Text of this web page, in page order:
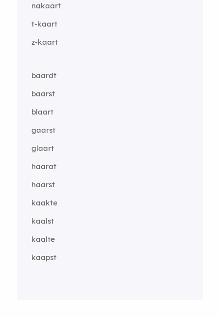
nakaart
t-kaart
z-kaart
baardt
baarst
blaart
gaarst
glaart
haarat
haarst
kaakte
kaalst
kaalte
kaapst